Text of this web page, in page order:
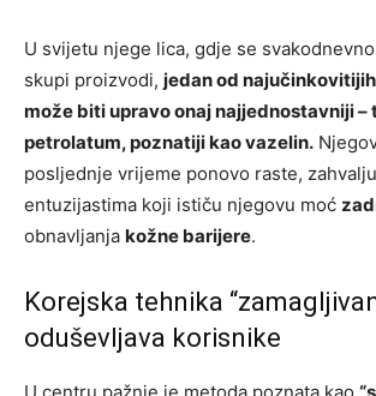
U svijetu njege lica, gdje se
skupi proizvodi, jedan od
može biti upravo onaj najjednostavniji –
petrolatum, poznatiji kao vazelin.
posljednje vrijeme ponovo raste,
entuzijastima koji ističu njegovu moć
obnavljanja kožne barijere.
Korejska tehnika
oduševljava korisnike